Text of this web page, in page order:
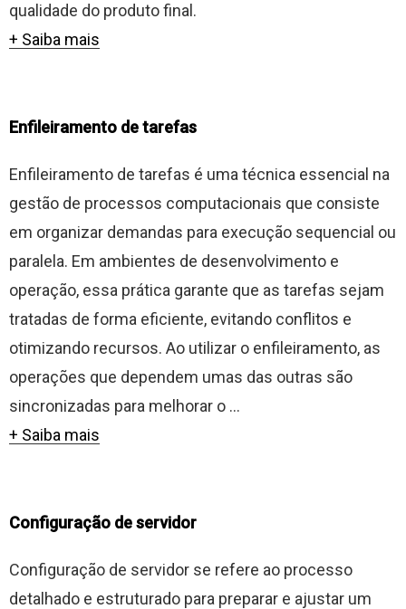
qualidade do produto final.
+ Saiba mais
Enfileiramento de tarefas
Enfileiramento de tarefas é uma técnica essencial na
gestão de processos computacionais que consiste
em organizar demandas para execução sequencial ou
paralela. Em ambientes de desenvolvimento e
operação, essa prática garante que as tarefas sejam
tratadas de forma eficiente, evitando conflitos e
otimizando recursos. Ao utilizar o enfileiramento, as
operações que dependem umas das outras são
sincronizadas para melhorar o ...
+ Saiba mais
Configuração de servidor
Configuração de servidor se refere ao processo
detalhado e estruturado para preparar e ajustar um